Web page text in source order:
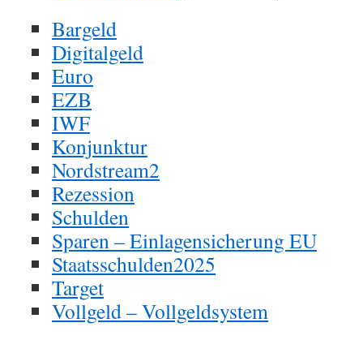
Bargeld
Digitalgeld
Euro
EZB
IWF
Konjunktur
Nordstream2
Rezession
Schulden
Sparen – Einlagensicherung EU
Staatsschulden2025
Target
Vollgeld – Vollgeldsystem